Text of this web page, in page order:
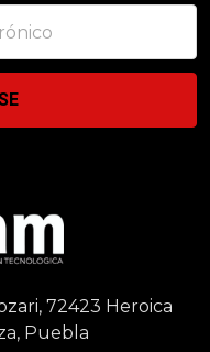
72423 Heroica
Puebla